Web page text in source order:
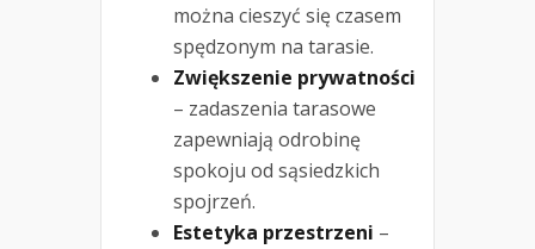
można cieszyć się czasem
spędzonym na tarasie.
Zwiększenie prywatności
– zadaszenia tarasowe
zapewniają odrobinę
spokoju od sąsiedzkich
spojrzeń.
Estetyka przestrzeni –